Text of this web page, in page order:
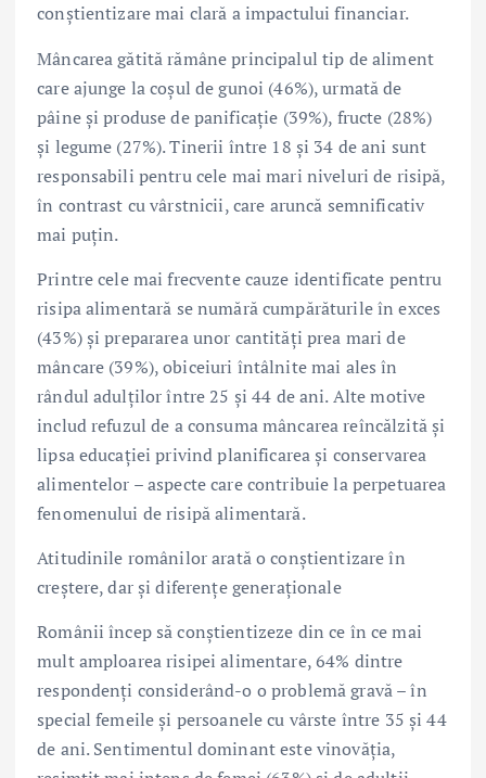
conștientizare mai clară a impactului financiar.
Mâncarea gătită rămâne principalul tip de aliment
care ajunge la coșul de gunoi (46%), urmată de
pâine și produse de panificație (39%), fructe (28%)
și legume (27%). Tinerii între 18 și 34 de ani sunt
responsabili pentru cele mai mari niveluri de risipă,
în contrast cu vârstnicii, care aruncă semnificativ
mai puțin.
Printre cele mai frecvente cauze identificate pentru
risipa alimentară se numără cumpărăturile în exces
(43%) și prepararea unor cantități prea mari de
mâncare (39%), obiceiuri întâlnite mai ales în
rândul adulților între 25 și 44 de ani. Alte motive
includ refuzul de a consuma mâncarea reîncălzită și
lipsa educației privind planificarea și conservarea
alimentelor – aspecte care contribuie la perpetuarea
fenomenului de risipă alimentară.
Atitudinile românilor arată o conștientizare în
creștere, dar și diferențe generaționale
Românii încep să conștientizeze din ce în ce mai
mult amploarea risipei alimentare, 64% dintre
respondenți considerând-o o problemă gravă – în
special femeile și persoanele cu vârste între 35 și 44
de ani. Sentimentul dominant este vinovăția,